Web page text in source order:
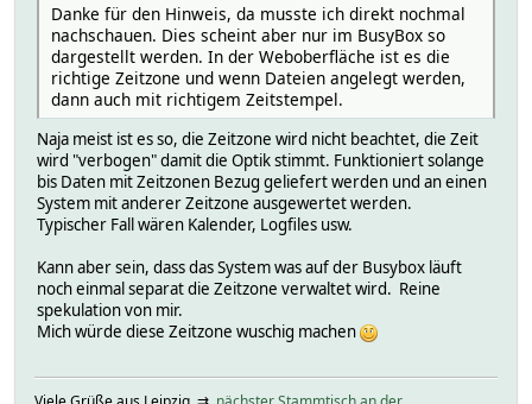
Danke für den Hinweis, da musste ich direkt nochmal
nachschauen. Dies scheint aber nur im BusyBox so
dargestellt werden. In der Weboberfläche ist es die
richtige Zeitzone und wenn Dateien angelegt werden,
dann auch mit richtigem Zeitstempel.
Naja meist ist es so, die Zeitzone wird nicht beachtet, die Zeit
wird "verbogen" damit die Optik stimmt. Funktioniert solange
bis Daten mit Zeitzonen Bezug geliefert werden und an einen
System mit anderer Zeitzone ausgewertet werden.
Typischer Fall wären Kalender, Logfiles usw.
Kann aber sein, dass das System was auf der Busybox läuft
noch einmal separat die Zeitzone verwaltet wird. Reine
spekulation von mir.
Mich würde diese Zeitzone wuschig machen